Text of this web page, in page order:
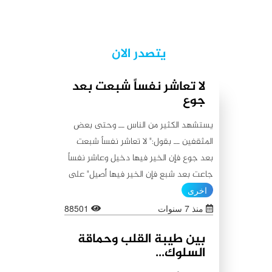
يتصدر الان
لا تعاشر نفساً شبعت بعد
جوع
يستشهد الكثير من الناس ــ وحتى بعض
المثقفين ــ بقول:" لا تعاشر نفساً شبعت
بعد جوع فإن الخير فيها دخيل وعاشر نفساً
جاعت بعد شبع فإن الخير فيها أصيل" على
أنه من أقوال أمير المؤمنين علي (عليه
السلام)، كما يستشهدون أيضاً بقولٍ آخر
الأول من حيث المعنى:"اطلبوا الخير من
بطون شبعت ثم جاعت لأن الخير فيها باق،
اخرى
منذ 7 سنوات
88501
بين طيبة القلب وحماقة
السلوك...